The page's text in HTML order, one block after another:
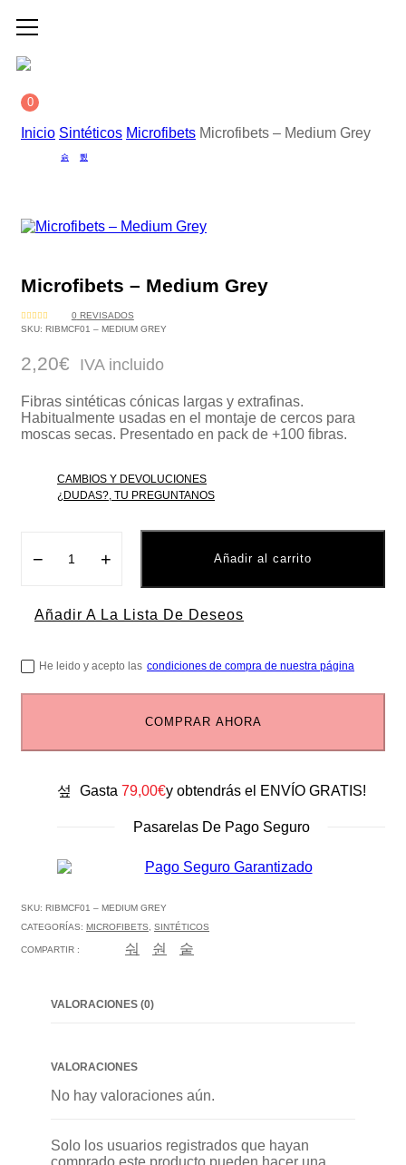
0
Inicio Sintéticos Microfibets Microfibets – Medium Grey
Microfibets – Medium Grey
VALORADO
5
0 REVISADOS
SKU: RIBMCF01 – MEDIUM GREY
2,20€ IVA incluido
Fibras sintéticas cónicas largas y extrafinas.
Habitualmente usadas en el montaje de cercos para
moscas secas. Presentado en pack de +100 fibras.
CAMBIOS Y DEVOLUCIONES
¿DUDAS?, TU PREGUNTANOS
− + Añadir al carrito
Añadir A La Lista De Deseos
He leido y acepto las condiciones de compra de nuestra página
COMPRAR AHORA
Gasta 79,00€y obtendrás el ENVÍO GRATIS!
Pasarelas De Pago Seguro
SKU: RIBMCF01 – MEDIUM GREY
CATEGORÍAS: MICROFIBETS, SINTÉTICOS
COMPARTIR :
VALORACIONES (0)
VALORACIONES
No hay valoraciones aún.
Solo los usuarios registrados que hayan
comprado este producto pueden hacer una